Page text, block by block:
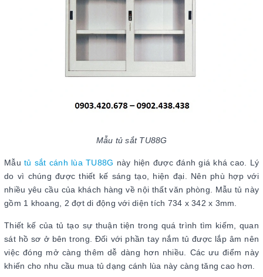
Mẫu tủ sắt TU88G
Mẫu tủ sắt cánh lùa TU88G này hiện được đánh giá khá cao. Lý
do vì chúng được thiết kế sáng tạo, hiện đại. Nên phù hợp với
nhiều yêu cầu của khách hàng về nội thất văn phòng. Mẫu tủ này
gồm 1 khoang, 2 đợt di động với diện tích 734 x 342 x 3mm.
Thiết kế của tủ tạo sự thuận tiện trong quá trình tìm kiếm, quan
sát hồ sơ ở bên trong. Đối với phần tay nắm tủ được lắp âm nên
việc đóng mở càng thêm dễ dàng hơn nhiều. Các ưu điểm này
khiến cho nhu cầu mua tủ dạng cánh lùa này càng tăng cao hơn.